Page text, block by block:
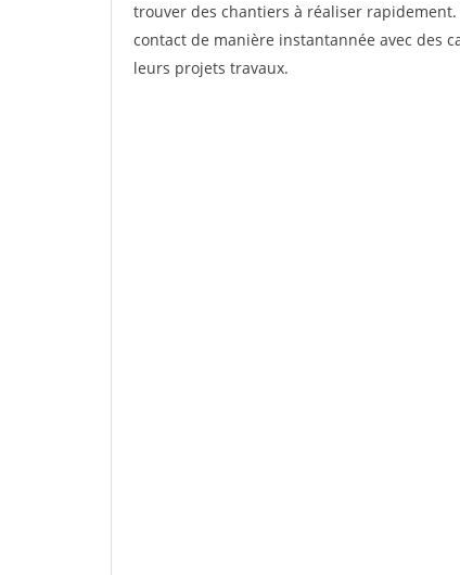
trouver des chantiers à réaliser
contact de manière instantannée avec des
leurs projets travaux.